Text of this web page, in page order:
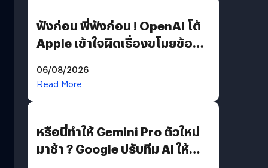
ฟังก่อน พี่ฟังก่อน ! OpenAI โต้
Apple เข้าใจผิดเรื่องขโมยข้อมูล
06/08/2026
Read More
หรือนี่ทำให้ Gemini Pro ตัวใหม่
มาช้า ? Google ปรับทีม AI ให้